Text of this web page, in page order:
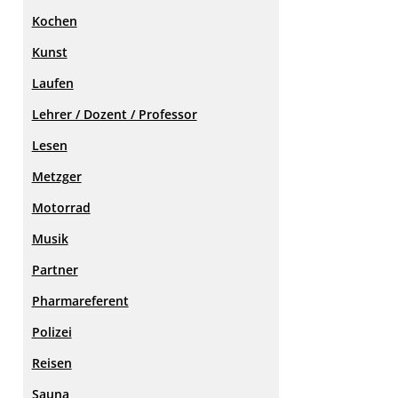
Kochen
Kunst
Laufen
Lehrer / Dozent / Professor
Lesen
Metzger
Motorrad
Musik
Partner
Pharmareferent
Polizei
Reisen
Sauna